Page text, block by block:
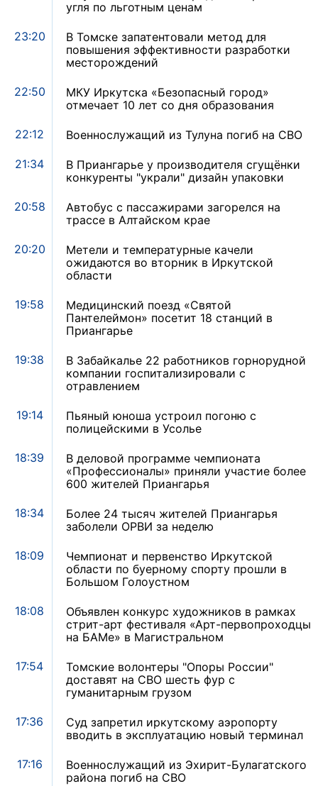
угля по льготным ценам
23:20
В Томске запатентовали метод для
повышения эффективности разработки
месторождений
22:50
МКУ Иркутска «Безопасный город»
отмечает 10 лет со дня образования
22:12 Военнослужащий из Тулуна погиб на СВО
21:34
В Приангарье у производителя сгущёнки
конкуренты "украли" дизайн упаковки
20:58
Автобус с пассажирами загорелся на
трассе в Алтайском крае
20:20
Метели и температурные качели
ожидаются во вторник в Иркутской
области
19:58
Медицинский поезд «Святой
Пантелеймон» посетит 18 станций в
Приангарье
19:38
В Забайкалье 22 работников горнорудной
компании госпитализировали с
отравлением
19:14
Пьяный юноша устроил погоню с
полицейскими в Усолье
18:39
В деловой программе чемпионата
«Профессионалы» приняли участие более
600 жителей Приангарья
18:34
Более 24 тысяч жителей Приангарья
заболели ОРВИ за неделю
18:09
Чемпионат и первенство Иркутской
области по буерному спорту прошли в
Большом Голоустном
18:08
Объявлен конкурс художников в рамках
стрит-арт фестиваля «Арт-первопроходцы
на БАМе» в Магистральном
17:54
Томские волонтеры "Опоры России"
доставят на СВО шесть фур с
гуманитарным грузом
17:36
Суд запретил иркутскому аэропорту
вводить в эксплуатацию новый терминал
17:16
Военнослужащий из Эхирит-Булагатского
района погиб на СВО